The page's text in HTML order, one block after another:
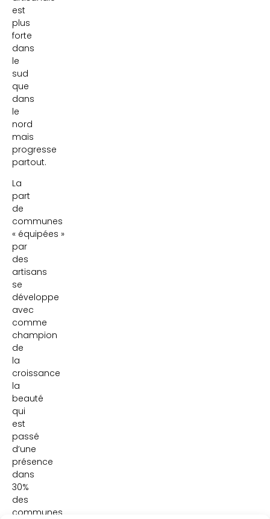
est
plus
forte
dans
le
sud
que
dans
le
nord
mais
progresse
partout.
La
part
de
communes
« équipées »
par
des
artisans
se
développe
avec
comme
champion
de
la
croissance
la
beauté
qui
est
passé
d’une
présence
dans
30%
des
communes